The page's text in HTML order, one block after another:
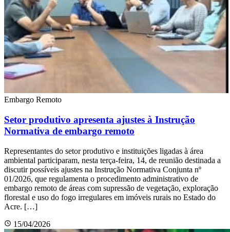
Embargo Remoto
Setor produtivo apresenta ajustes à Instrução
Normativa de embargo remoto
Representantes do setor produtivo e instituições ligadas à área
ambiental participaram, nesta terça-feira, 14, de reunião destinada a
discutir possíveis ajustes na Instrução Normativa Conjunta nº
01/2026, que regulamenta o procedimento administrativo de
embargo remoto de áreas com supressão de vegetação, exploração
florestal e uso do fogo irregulares em imóveis rurais no Estado do
Acre. […]
15/04/2026